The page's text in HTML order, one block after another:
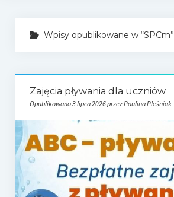
Dziennik elektroniczny (Librus)
Poczta szkolna
e-Rada
Logowanie
Wpisy opublikowane w “SPCm”
Zajęcia pływania dla uczniów
Opublikowano 3 lipca 2026 przez Paulina Pleśniak